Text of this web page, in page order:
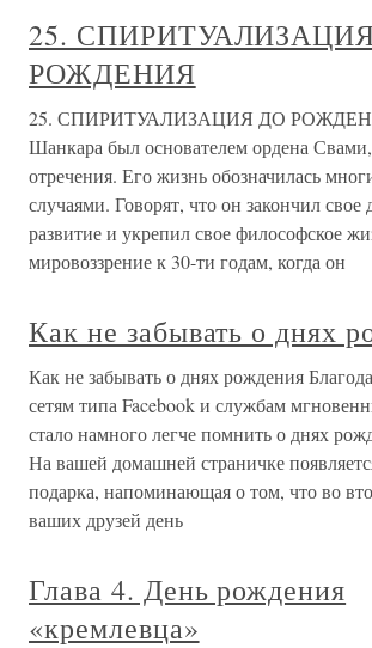
25.
РОЖДЕНИЯ
25. СПИРИТУАЛИЗАЦИЯ ДО
Шанкара был основателем ордена
отречения. Его жизнь обозначилась
случаями. Говорят, что он закончил свое
развитие и укрепил свое философское
мировоззрение к 30-ти годам, когда он
Как не забывать о днях
Как не забывать о днях рождения
сетям типа Facebook и службам
стало намного легче помнить о днях
На вашей домашней страничке
подарка, напоминающая о том, что во
ваших друзей день
Глава 4. День рождения
«кремлевца»